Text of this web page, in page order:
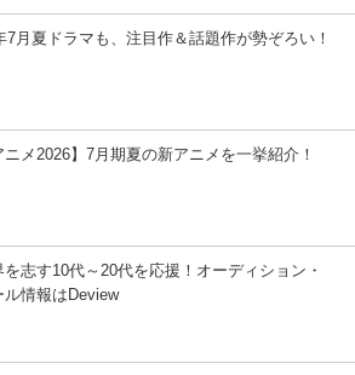
7月夏ドラマも、注目作＆話題作が勢ぞろい！
ニメ2026】7月期夏の新アニメを一挙紹介！
を志す10代～20代を応援！オーディション・
ル情報はDeview